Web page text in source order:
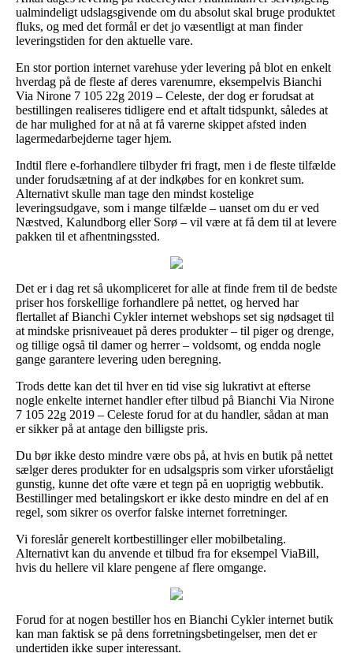
ualmindeligt udslagsgivende om du absolut skal bruge produktet
fluks, og med det formål er det jo væsentligt at man finder
leveringstiden for den aktuelle vare.
En stor portion internet varehuse yder levering på blot en enkelt
hverdag på de fleste af deres varenumre, eksempelvis Bianchi
Via Nirone 7 105 22g 2019 – Celeste, der dog er forudsat at
bestillingen realiseres tidligere end et aftalt tidspunkt, således at
de har mulighed for at nå at få varerne skippet afsted inden
lagermedarbejderne tager hjem.
Indtil flere e-forhandlere tilbyder fri fragt, men i de fleste tilfælde
under forudsætning af at der indkøbes for en konkret sum.
Alternativt skulle man tage den mindst kostelige
leveringsudgave, som i mange tilfælde – uanset om du er ved
Næstved, Kalundborg eller Sorø – vil være at få dem til at levere
pakken til et afhentningssted.
Det er i dag ret så ukompliceret for alle at finde frem til de bedste
priser hos forskellige forhandlere på nettet, og herved har
flertallet af Bianchi Cykler internet webshops set sig nødsaget til
at mindske prisniveauet på deres produkter – til piger og drenge,
og tillige også til damer og herrer – voldsomt, og endda nogle
gange garantere levering uden beregning.
Trods dette kan det til hver en tid vise sig lukrativt at efterse
nogle enkelte internet handler efter tilbud på Bianchi Via Nirone
7 105 22g 2019 – Celeste forud for at du handler, sådan at man
er sikker på at antage den billigste pris.
Du bør ikke desto mindre være obs på, at hvis en butik på nettet
sælger deres produkter for en udsalgspris som virker uforståeligt
gunstig, kunne det ofte være et tegn på en uoprigtig webbutik.
Bestillinger med betalingskort er ikke desto mindre en del af en
regel, som sikrer os overfor falske internet forretninger.
Vi foreslår generelt kortbestillinger eller mobilbetaling.
Alternativt kan du anvende et tilbud fra for eksempel ViaBill,
hvis du hellere vil klare pengene af flere omgange.
Forud for at nogen bestiller hos en Bianchi Cykler internet butik
kan man faktisk se på dens forretningsbetingelser, men det er
undertiden ikke super interessant.